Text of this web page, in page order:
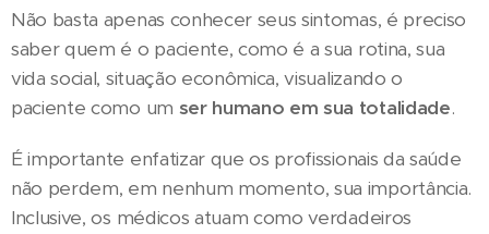
Não basta apenas conhecer seus sintomas, é preciso
saber quem é o paciente, como é a sua rotina, sua
vida social, situação econômica, visualizando o
paciente como um ser humano em sua totalidade.
É importante enfatizar que os profissionais da saúde
não perdem, em nenhum momento, sua importância.
Inclusive, os médicos atuam como verdadeiros